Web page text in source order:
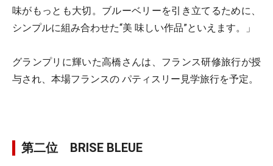
味がもっとも大切。ブルーベリーを引き立てるために、
シンプルに組み合わせた“美 味しい作品”といえます。」
グランプリに輝いた高橋さんは、フランス研修旅行が授
与され、本場フランスの パティスリー見学旅行を予定。
第二位 BRISE BLEUE